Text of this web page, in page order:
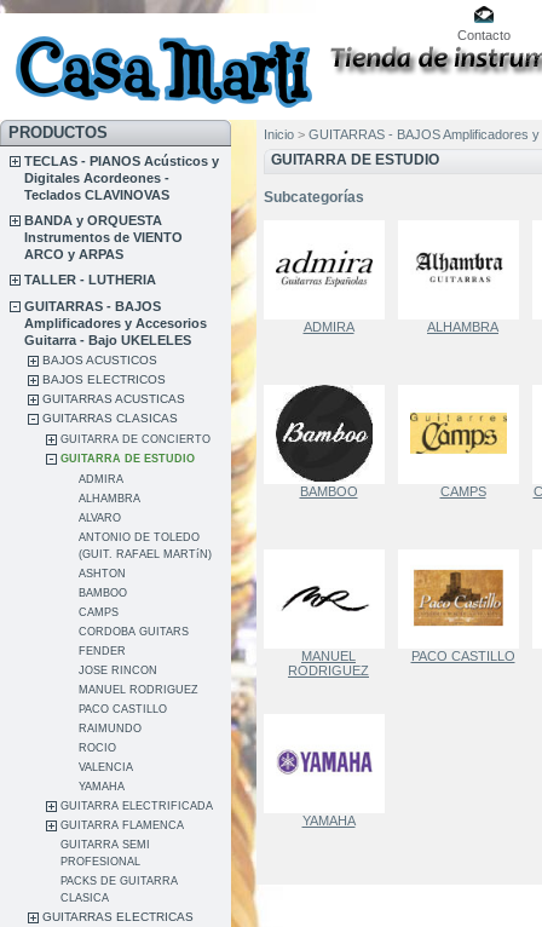
Contacto
PRODUCTOS
TECLAS - PIANOS Acústicos y
Digitales Acordeones -
Teclados CLAVINOVAS
BANDA y ORQUESTA
Instrumentos de VIENTO
ARCO y ARPAS
TALLER - LUTHERIA
GUITARRAS - BAJOS
Amplificadores y Accesorios
Guitarra - Bajo UKELELES
BAJOS ACUSTICOS
BAJOS ELECTRICOS
GUITARRAS ACUSTICAS
GUITARRAS CLASICAS
GUITARRA DE CONCIERTO
GUITARRA DE ESTUDIO
ADMIRA
ALHAMBRA
ALVARO
ANTONIO DE TOLEDO
(GUIT. RAFAEL MARTíN)
ASHTON
BAMBOO
CAMPS
CORDOBA GUITARS
FENDER
JOSE RINCON
MANUEL RODRIGUEZ
PACO CASTILLO
RAIMUNDO
ROCIO
VALENCIA
YAMAHA
GUITARRA ELECTRIFICADA
GUITARRA FLAMENCA
GUITARRA SEMI
PROFESIONAL
PACKS DE GUITARRA
CLASICA
GUITARRAS ELECTRICAS
Inicio > GUITARRAS - BAJOS Amplificadores
GUITARRA DE ESTUDIO
Subcategorías
ADMIRA ALHAMBRA
BAMBOO CAMPS
MANUEL
RODRIGUEZ
PACO CASTILLO
YAMAHA